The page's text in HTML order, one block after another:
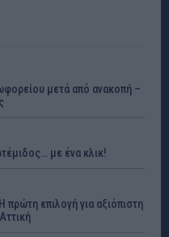
μετά από ανακοπή –
με ένα κλικ!
επιλογή για αξιόπιστη